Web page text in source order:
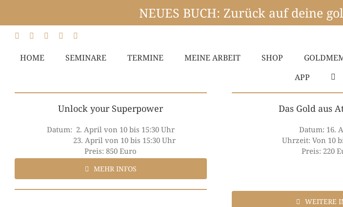
NEUES BUCH: Zurück auf deine
HOME SEMINARE TERMINE MEINE ARBEIT SHOP
APP
Unlock your Superpower
Datum: 2. April von 10 bis 15:30 Uhr
23. April von 10 bis 15:30 Uhr
Preis: 850 Euro
MEHR INFOS
Das Gold aus
Datum: 16.
Uhrzeit: Von 10
Preis: 220
WEITERE